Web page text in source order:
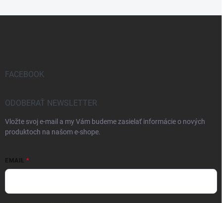
FACEBOOK
ODOBERAŤ NEWSLETTER
Vložte svoj e-mail a my Vám budeme zasielať informácie o nových
produktoch na našom e-shope.
EMAIL